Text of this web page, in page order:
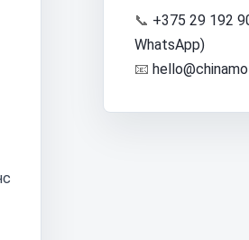
📞 +375 29 192
WhatsApp)
📧